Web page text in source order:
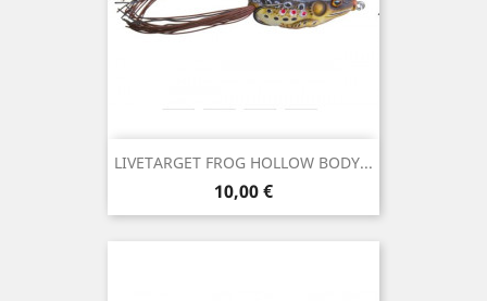
LIVETARGET FROG HOLLOW BODY...
Preço
10,00 €